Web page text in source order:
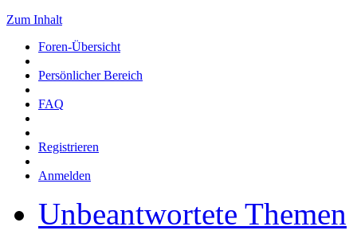
Zum Inhalt
Foren-Übersicht
Persönlicher Bereich
FAQ
Registrieren
Anmelden
Unbeantwortete Themen